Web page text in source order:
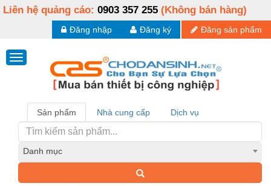
Liên hệ quảng cáo: 0903 357 255 (Không bán hàng)
Đăng sản phẩm
Đăng ký
Đăng nhập
Sản phẩm Nhà cung cấp Dịch vụ
Danh mục